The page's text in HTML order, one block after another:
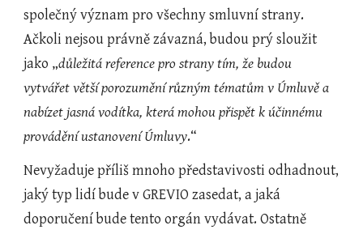
společný význam pro všechny smluvní strany.
Ačkoli nejsou právně závazná, budou prý sloužit
jako „důležitá reference pro strany tím, že budou
vytvářet větší porozumění různým tématům v Úmluvě a
nabízet jasná vodítka, která mohou přispět k účinnému
provádění ustanovení Úmluvy.“
Nevyžaduje příliš mnoho představivosti odhadnout,
jaký typ lidí bude v GREVIO zasedat, a jaká
doporučení bude tento orgán vydávat. Ostatně